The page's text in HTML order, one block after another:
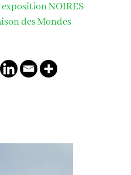
exposition NOIRES
des Mondes